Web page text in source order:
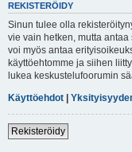
REKISTERÖIDY
Sinun tulee olla
vie vain hetken, mutta
voi myös antaa
käyttöehtomme ja siihen
lukea keskustelufoorumin
Käyttöehdot |
Rekisteröidy